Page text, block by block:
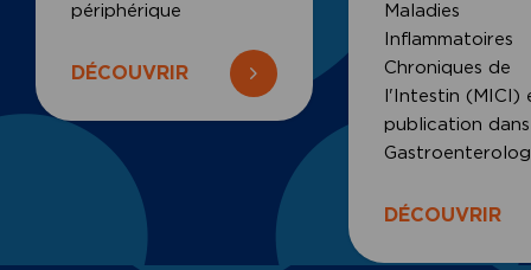
périphérique
DÉCOUVRIR
Maladies
Inflammatoires
Chroniques de
l'Intestin (MICI)
publication dans
DÉCOUVRIR